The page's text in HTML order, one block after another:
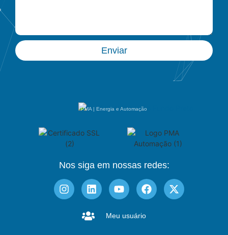
Enviar
PMA | Energia e Automação
Nos siga em nossas redes:
Meu usuário